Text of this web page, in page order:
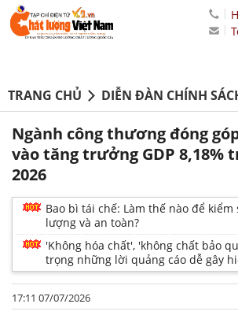
TRANG CHỦ DIỄN ĐÀN CHÍNH
Ngành công thương đóng
vào tăng trưởng GDP 8,18%
2026
Bao bì tái chế: Làm thế nào để kiểm
lượng và an toàn?
'Không hóa chất', 'không chất bảo
trọng những lời quảng cáo dễ gây
17:11 07/07/2026